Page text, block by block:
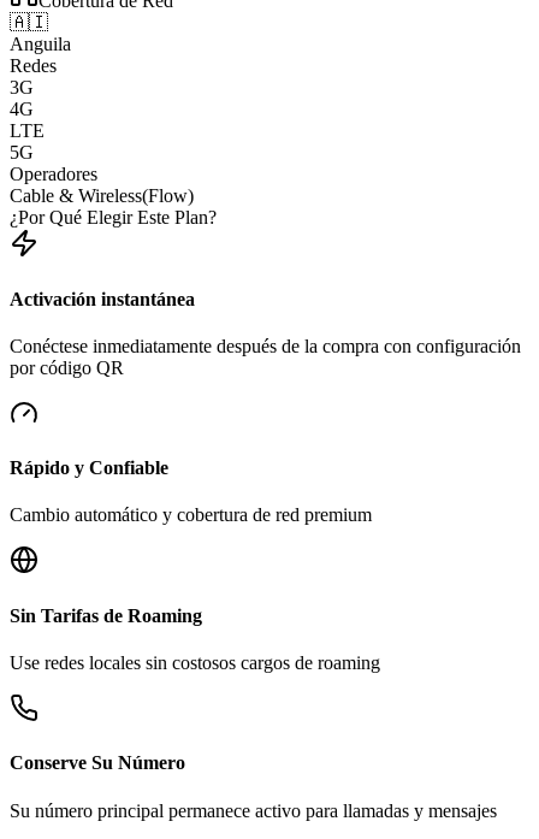
🇦🇮
Anguila
Redes
3G
4G
LTE
5G
Operadores
Cable & Wireless(Flow)
¿Por Qué Elegir Este Plan?
Activación instantánea
Conéctese inmediatamente después de la compra con configuración
por código QR
Rápido y Confiable
Cambio automático y cobertura de red premium
Sin Tarifas de Roaming
Use redes locales sin costosos cargos de roaming
Conserve Su Número
Su número principal permanece activo para llamadas y mensajes